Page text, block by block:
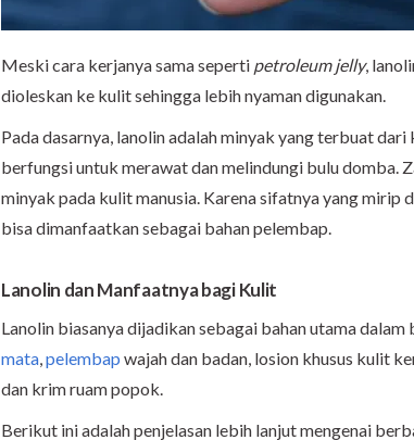
Meski cara kerjanya sama seperti petroleum jelly,
dioleskan ke kulit sehingga lebih nyaman digunakan.
Pada dasarnya, lanolin adalah minyak yang terbuat
berfungsi untuk merawat dan melindungi bulu domba.
minyak pada kulit manusia. Karena sifatnya yang mirip
bisa dimanfaatkan sebagai bahan pelembap.
Lanolin dan Manfaatnya bagi Kulit
Lanolin biasanya dijadikan sebagai bahan utama
mata,pelembap wajah dan badan, losion khusus kulit
dan krim ruam popok.
Berikut ini adalah penjelasan lebih lanjut mengenai